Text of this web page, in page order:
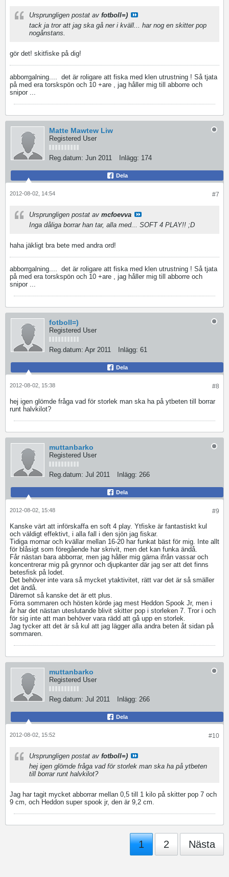
Ursprungligen postat av fotboll=)
tack ja tror att jag ska gå ner i kväll... har nog en skitter pop
nogånstans.
gör det! skitfiske på dig!
abborrgalning.... det är roligare att fiska med klen utrustning ! Så tjata
på med era torskspön och 10 +are , jag håller mig till abborre och
snipor ...
Matte Mawtew Liw
Registered User
Reg.datum: Jun 2011 Inlägg: 174
Dela
#7
2012-08-02, 14:54
Ursprungligen postat av mcfoevva
Inga dåliga borrar han tar, alla med... SOFT 4 PLAY!! ;D
haha jäkligt bra bete med andra ord!
abborrgalning.... det är roligare att fiska med klen utrustning ! Så tjata
på med era torskspön och 10 +are , jag håller mig till abborre och
snipor ...
fotboll=)
Registered User
Reg.datum: Apr 2011 Inlägg: 61
Dela
#8
2012-08-02, 15:38
hej igen glömde fråga vad för storlek man ska ha på ytbeten till borrar
runt halvkilot?
muttanbarko
Registered User
Reg.datum: Jul 2011 Inlägg: 266
Dela
#9
2012-08-02, 15:48
Kanske värt att införskaffa en soft 4 play. Ytfiske är fantastiskt kul
och väldigt effektivt, i alla fall i den sjön jag fiskar.
Tidiga mornar och kvällar mellan 16-20 har funkat bäst för mig. Inte allt
för blåsigt som föregående har skrivit, men det kan funka ändå.
Får nästan bara abborrar, men jag håller mig gärna ifrån vassar och
koncentrerar mig på grynnor och djupkanter där jag ser att det finns
betesfisk på lodet.
Det behöver inte vara så mycket ytaktivitet, rätt var det är så smäller
det ändå.
Däremot så kanske det är ett plus.
Förra sommaren och hösten körde jag mest Heddon Spook Jr, men i
år har det nästan uteslutande blivit skitter pop i storleken 7. Tror i och
för sig inte att man behöver vara rädd att gå upp en storlek.
Jag tycker att det är så kul att jag lägger alla andra beten åt sidan på
sommaren.
muttanbarko
Registered User
Reg.datum: Jul 2011 Inlägg: 266
Dela
#10
2012-08-02, 15:52
Ursprungligen postat av fotboll=)
hej igen glömde fråga vad för storlek man ska ha på ytbeten
till borrar runt halvkilot?
Jag har tagit mycket abborrar mellan 0,5 till 1 kilo på skitter pop 7 och
9 cm, och Heddon super spook jr, den är 9,2 cm.
1 2 Nästa